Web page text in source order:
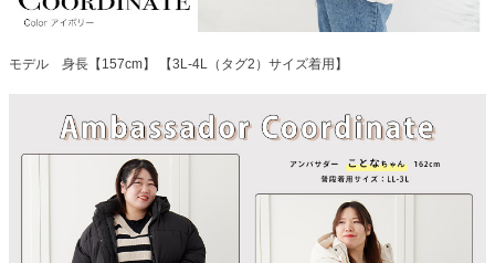
モデル 身長【157cm】 【3L-4L（タグ2）サイズ着用】